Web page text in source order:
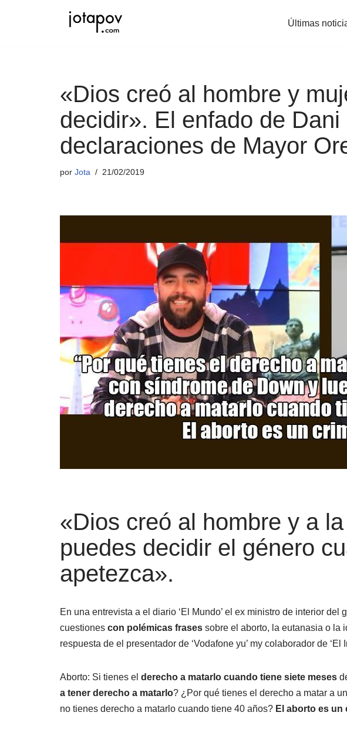
Últimas
«Dios creó al hombre y
decidir». El enfado de
declaraciones de Mayor
por Jota 21/02/2019
«Dios creó al hombre y a
puedes decidir el género
apetezca».
En una entrevista a el diario ‘El Mundo’ el ex ministro de interior
cuestiones con polémicas frases sobre el aborto, la eutanasia o la
respuesta de el presentador de ‘Vodafone yu’ my colaborador de ‘El
Aborto: Si tienes el derecho a matarlo cuando tiene siete meses
a tener derecho a matarlo? ¿Por qué tienes el derecho a matar a
no tienes derecho a matarlo cuando tiene 40 años? El aborto es un